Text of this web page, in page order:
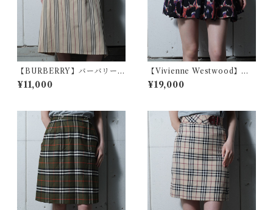
【BURBERRY】バーバリー
フレアラップスカート beige
¥11,000
【Vivienne Westwood】ヴ
ィヴィアンウエストウッド レ
オパード柄ミニスカート blac
¥19,000